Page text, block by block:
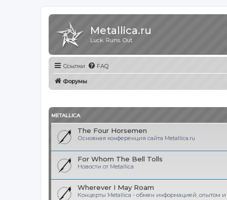
Metallica.ru
Luck. Runs. Out.
Ссылки FAQ
Форумы
METALLICA
The Four Horsemen
Основная конференция сайта Metallica.ru
For Whom The Bell Tolls
Новости от Metallica
Wherever I May Roam
Концерты Metallica - обмен информацией, опытом